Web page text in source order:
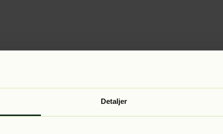
Detaljer